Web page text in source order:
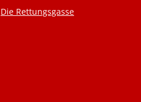
Die Rettungsgasse